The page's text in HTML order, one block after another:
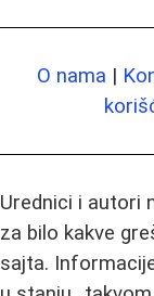
O nama |
Urednici i autori
za bilo kakve
sajta.